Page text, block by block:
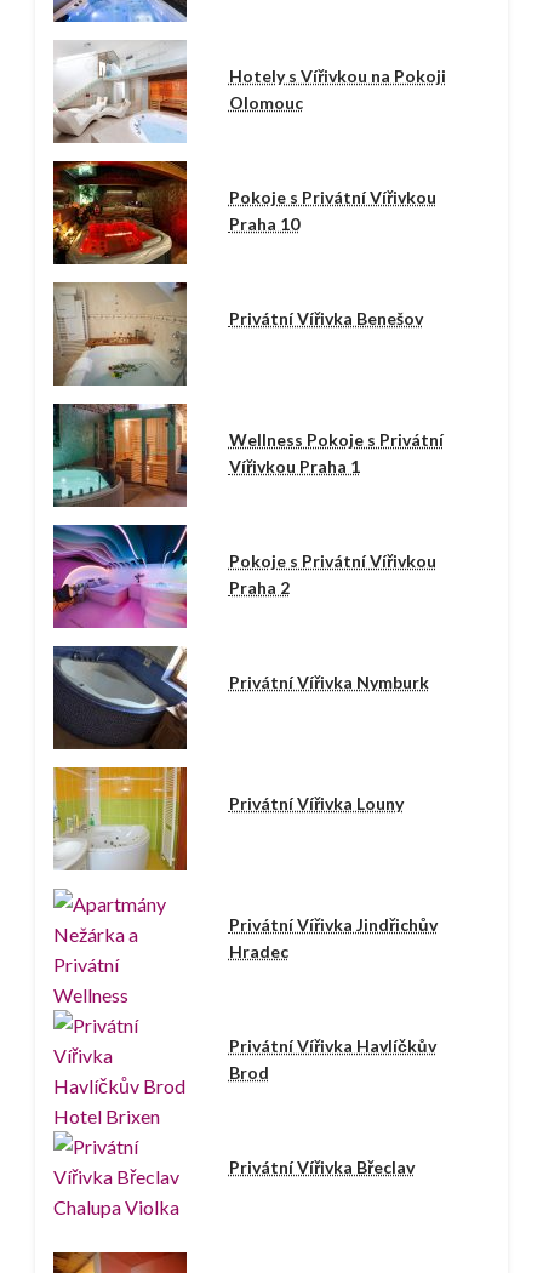
Hotely s Vířivkou na Pokoji
Olomouc
Pokoje s Privátní Vířivkou
Praha 10
Privátní Vířivka Benešov
Wellness Pokoje s Privátní
Vířivkou Praha 1
Pokoje s Privátní Vířivkou
Praha 2
Privátní Vířivka Nymburk
Privátní Vířivka Louny
Privátní Vířivka Jindřichův
Hradec
Privátní Vířivka Havlíčkův
Brod
Privátní Vířivka Břeclav